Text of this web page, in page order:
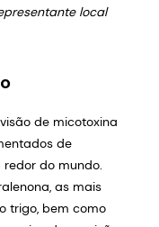
local
de micotoxina
de
do mundo.
as mais
trigo, bem como